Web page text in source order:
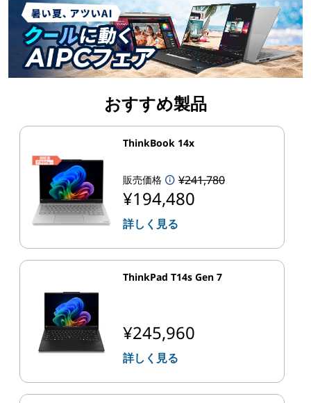
おすすめ製品
ThinkBook 14x
販売価格 ¥241,780
¥194,480
詳しく見る
ThinkPad T14s Gen 7
¥245,960
詳しく見る